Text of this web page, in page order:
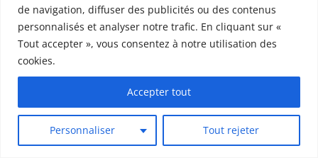
de navigation, diffuser des publicités ou des contenus
personnalisés et analyser notre trafic. En cliquant sur «
Tout accepter », vous consentez à notre utilisation des
cookies.
Personnaliser Tout rejeter
Accepter tout
Tendances de peinture intérieure :
couleurs et conseils